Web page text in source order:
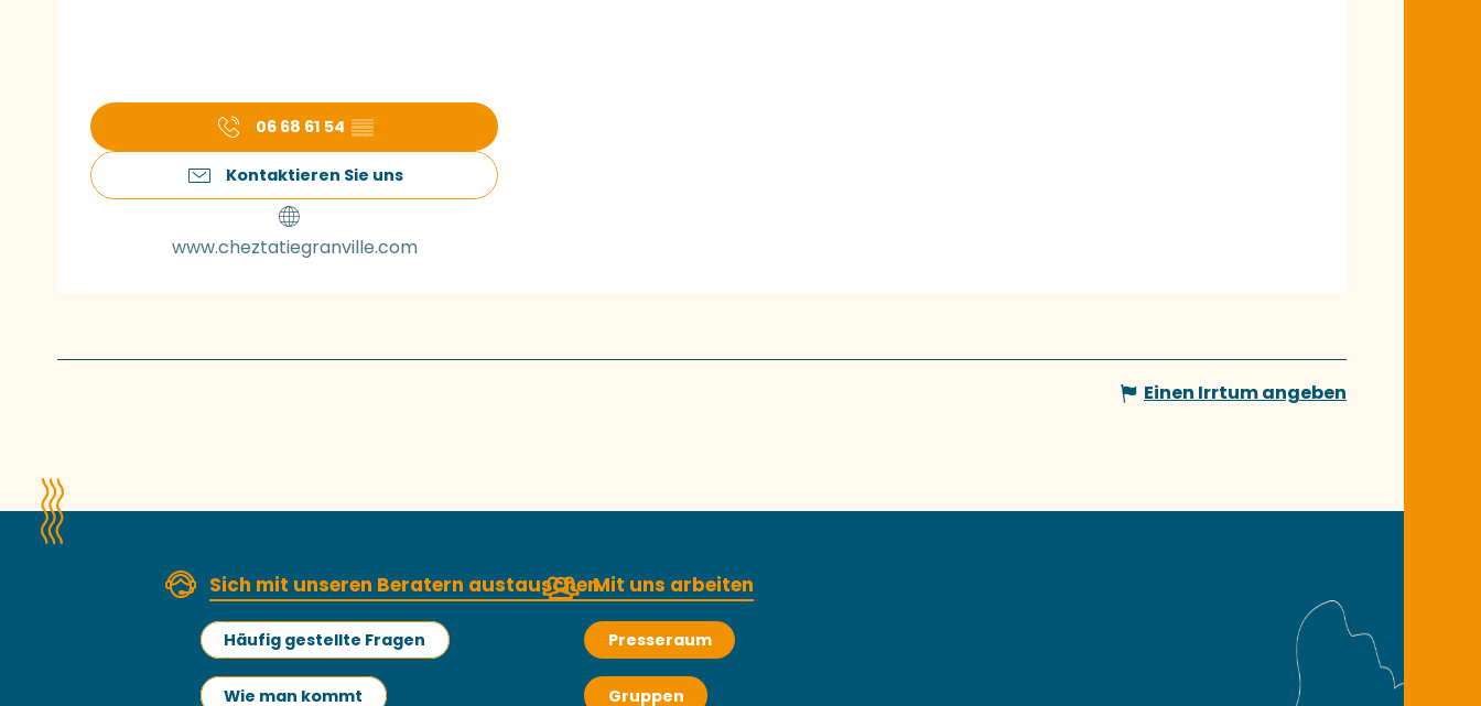
06 68 61 54 ▒▒
Kontaktieren Sie uns
www.cheztatiegranville.com
Einen Irrtum angeben
Sich mit unseren Beratern austauschen
Häufig gestellte Fragen
Wie man kommt
Mit uns arbeiten
Presseraum
Gruppen